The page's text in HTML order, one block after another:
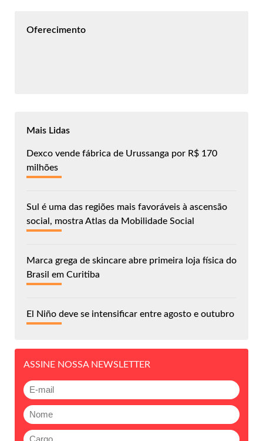
Oferecimento
Mais Lidas
Dexco vende fábrica de Urussanga por R$ 170
milhões
Sul é uma das regiões mais favoráveis à ascensão
social, mostra Atlas da Mobilidade Social
Marca grega de skincare abre primeira loja física do
Brasil em Curitiba
El Niño deve se intensificar entre agosto e outubro
ASSINE NOSSA NEWSLETTER